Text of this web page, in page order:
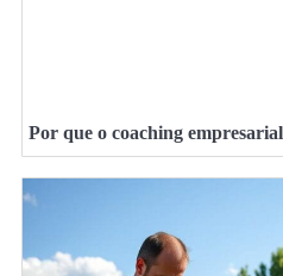
Por que o coaching